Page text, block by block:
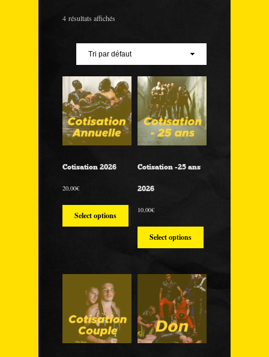
4 résultats affichés
Cotisation 2026
20,00€
Select options
Cotisation -25 ans
2026
10,00€
Select options